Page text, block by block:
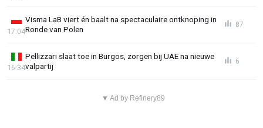
Visma LaB viert én baalt na spectaculaire ontknoping in
Ronde van Polen
17:04
87
Pellizzari slaat toe in Burgos, zorgen bij UAE na nieuwe
valpartij
16:34
6
▼ Ad by Refinery89